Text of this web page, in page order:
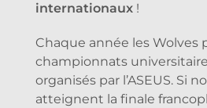
internationaux !
Chaque année les Wolves
championnats
organisés par l’ASEUS. Si
atteignent la finale